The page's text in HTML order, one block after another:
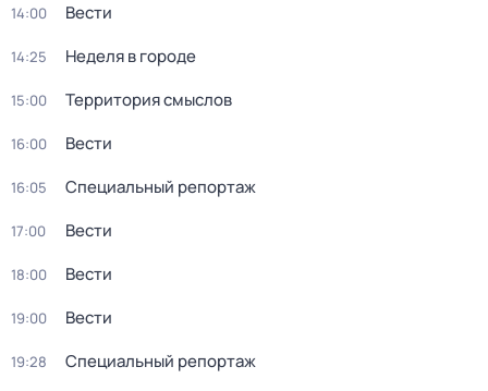
14:00 Вести
14:25 Неделя в городе
15:00 Территория смыслов
16:00 Вести
16:05 Специальный репортаж
17:00 Вести
18:00 Вести
19:00 Вести
19:28 Специальный репортаж